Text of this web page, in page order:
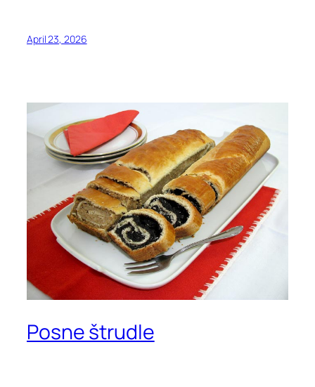
April 23, 2026
Posne štrudle